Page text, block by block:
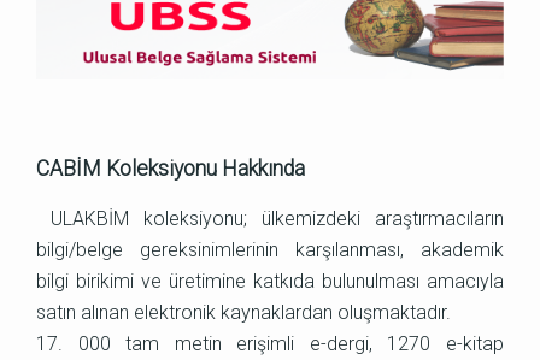
CABİM Koleksiyonu Hakkında
ULAKBİM koleksiyonu; ülkemizdeki araştırmacıların
bilgi/belge gereksinimlerinin karşılanması, akademik
bilgi birikimi ve üretimine katkıda bulunulması amacıyla
satın alınan elektronik kaynaklardan oluşmaktadır.
17. 000 tam metin erişimli e-dergi, 1270 e-kitap